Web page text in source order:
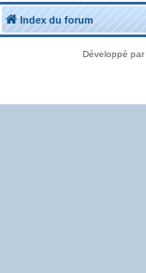
Index du forum
Développé par